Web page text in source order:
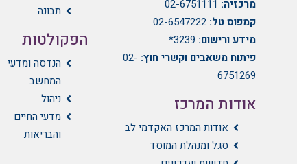
מרכזיה: 02-6751111
קמפוס טל: 02-6547222
מידע ורישום: 3239*
פיתוח משאבים וקשרי חוץ: 02-
6751269
אודות המרכז
אודות המרכז האקדמי לב
סגל ומנהלת המוסד
תבונה
הפקולטות
הנדסה ומדעי
המחשב
ניהול
מדעי החיים
והבריאות